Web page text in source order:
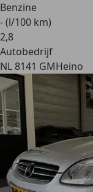
Benzine
- (l/100 km)
2,8
Autobedrijf
NL 8141 GMHeino